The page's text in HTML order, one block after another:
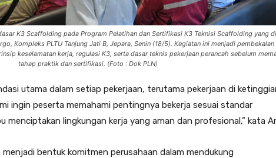
K3 Scaffolding pada Program Pelatihan dan Sertifikasi K3 Teknisi Scaffolding yang
Kompleks PLTU Tanjung Jati B, Jepara, Senin (18/5). Kegiatan ini menjadi pembekalan
keselamatan kerja, regulasi K3, serta dasar teknis pekerjaan perancah sebelum
tahap praktik dan sertifikasi. (Foto : Dok PLN)
utama dalam setiap pekerjaan, terutama pekerjaan di
ingin peserta memahami pentingnya bekerja sesuai standar
menciptakan lingkungan kerja yang aman dan profesional,” kata
bentuk komitmen perusahaan dalam mendukung